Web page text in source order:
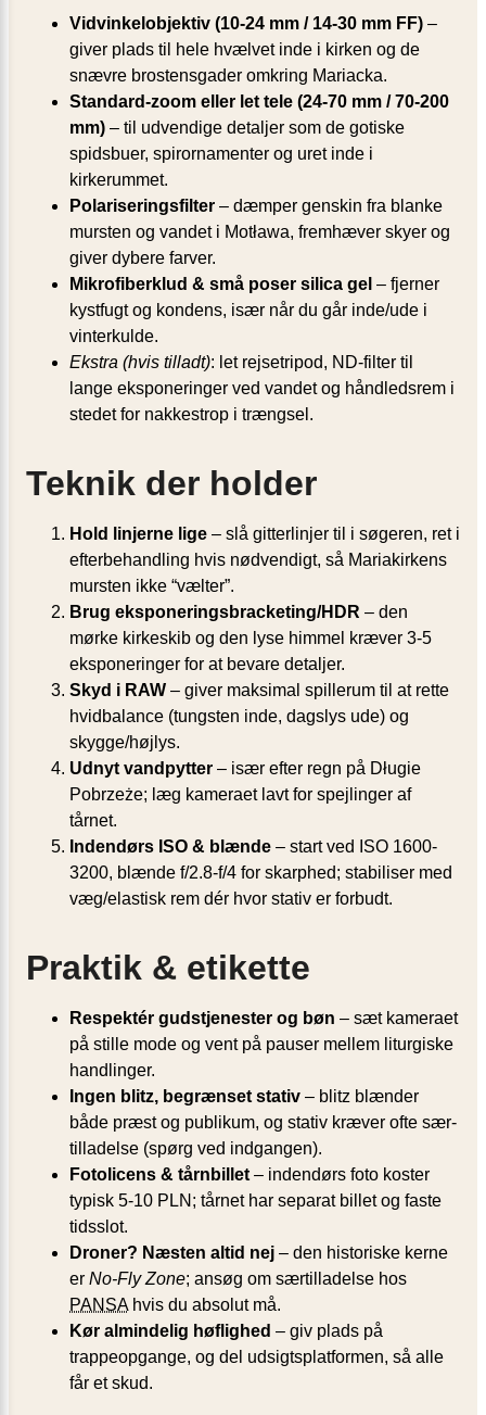
Vidvinkel­objektiv (10-24 mm / 14-30 mm FF) –
giver plads til hele hvælvet inde i kirken og de
snævre brostensgader omkring Mariacka.
Standard-zoom eller let tele (24-70 mm / 70-200
mm) – til udvendige detaljer som de gotiske
spidsbuer, spirornamenter og uret inde i
kirkerummet.
Polariseringsfilter – dæmper genskin fra blanke
mursten og vandet i Motława, fremhæver skyer og
giver dybere farver.
Mikrofiberklud & små poser silica gel – fjerner
kystfugt og kondens, især når du går inde/ude i
vinterkulde.
Ekstra (hvis tilladt): let rejsetripod, ND-filter til
lange eksponeringer ved vandet og håndledsrem i
stedet for nakkestrop i trængsel.
Teknik der holder
Hold linjerne lige – slå gitterlinjer til i søgeren, ret i
efterbehandling hvis nødvendigt, så Mariakirkens
mursten ikke “vælter”.
Brug eksponerings­bracketing/HDR – den
mørke kirkeskib og den lyse himmel kræver 3-5
eksponeringer for at bevare detaljer.
Skyd i RAW – giver maksimal spillerum til at rette
hvidbalance (tungsten inde, dagslys ude) og
skygge/højlys.
Udnyt vandpytter – især efter regn på Długie
Pobrzeże; læg kameraet lavt for spejlinger af
tårnet.
Indendørs ISO & blænde – start ved ISO 1600-
3200, blænde f/2.8-f/4 for skarphed; stabiliser med
væg/elastisk rem dér hvor stativ er forbudt.
Praktik & etikette
Respektér gudstjenester og bøn – sæt kameraet
på stille mode og vent på pauser mellem liturgiske
handlinger.
Ingen blitz, begrænset stativ – blitz blænder
både præst og publikum, og stativ kræver ofte sær­
tilladelse (spørg ved indgangen).
Fotolicens & tårnbillet– indendørs foto koster
typisk 5-10 PLN; tårnet har separat billet og faste
tids­slot.
Droner? Næsten altid nej – den historiske kerne
er No-Fly Zone; ansøg om sær­tilladelse hos
PANSAhvis du absolut må.
Kør almindelig høflighed – giv plads på
trappeopgange, og del udsigtsplatformen, så alle
får et skud.